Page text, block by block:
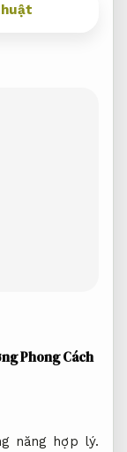
Phong Cách
năng hợp lý.